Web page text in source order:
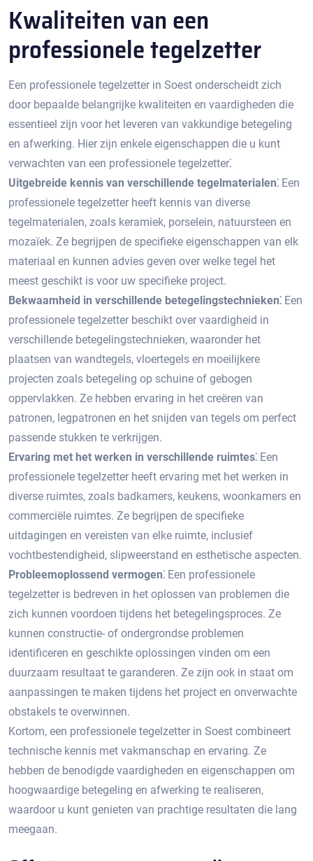
Kwaliteiten van een
professionele tegelzetter
Een professionele tegelzetter in Soest onderscheidt zich
door bepaalde belangrijke kwaliteiten en vaardigheden die
essentieel zijn voor het leveren van vakkundige betegeling
en afwerking.​ Hier zijn enkele eigenschappen die u kunt
verwachten van een professionele tegelzetter⁚
Uitgebreide kennis van verschillende tegelmaterialen⁚ Een
professionele tegelzetter heeft kennis van diverse
tegelmaterialen, zoals keramiek, porselein, natuursteen en
mozaïek.​ Ze begrijpen de specifieke eigenschappen van elk
materiaal en kunnen advies geven over welke tegel het
meest geschikt is voor uw specifieke project.​
Bekwaamheid in verschillende betegelingstechnieken⁚ Een
professionele tegelzetter beschikt over vaardigheid in
verschillende betegelingstechnieken, waaronder het
plaatsen van wandtegels, vloertegels en moeilijkere
projecten zoals betegeling op schuine of gebogen
oppervlakken.​ Ze hebben ervaring in het creëren van
patronen, legpatronen en het snijden van tegels om perfect
passende stukken te verkrijgen.​
Ervaring met het werken in verschillende ruimtes⁚ Een
professionele tegelzetter heeft ervaring met het werken in
diverse ruimtes, zoals badkamers, keukens, woonkamers en
commerciële ruimtes.​ Ze begrijpen de specifieke
uitdagingen en vereisten van elke ruimte, inclusief
vochtbestendigheid, slipweerstand en esthetische aspecten.​
Probleemoplossend vermogen⁚ Een professionele
tegelzetter is bedreven in het oplossen van problemen die
zich kunnen voordoen tijdens het betegelingsproces.​ Ze
kunnen constructie- of ondergrondse problemen
identificeren en geschikte oplossingen vinden om een
duurzaam resultaat te garanderen.​ Ze zijn ook in staat om
aanpassingen te maken tijdens het project en onverwachte
obstakels te overwinnen.​
Kortom, een professionele tegelzetter in Soest combineert
technische kennis met vakmanschap en ervaring.​ Ze
hebben de benodigde vaardigheden en eigenschappen om
hoogwaardige betegeling en afwerking te realiseren,
waardoor u kunt genieten van prachtige resultaten die lang
meegaan.​